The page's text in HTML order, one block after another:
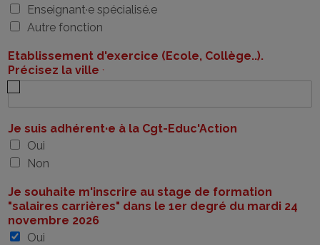
Enseignant·e spécialisé.e
Autre fonction
Etablissement d'exercice (Ecole, Collège..).
Précisez la ville *
Je suis adhérent·e à la Cgt-Educ'Action
Oui
Non
Je souhaite m'inscrire au stage de formation
"salaires carrières" dans le 1er degré du mardi 24
novembre 2026
Oui